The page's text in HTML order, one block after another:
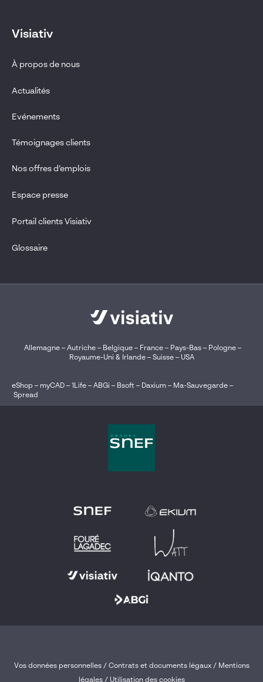
Visiativ
À propos de nous
Actualités
Evénements
Témoignages clients
Nos offres d’emplois
Espace presse
Portail clients Visiativ
Glossaire
Allemagne– Autriche– Belgique – France– Pays-Bas– Pologne–
Royaume-Uni & Irlande– Suisse– USA
eShop – myCAD – 1Life – ABGi – Bsoft – Daxium – Ma-Sauvegarde –
Spread
Vos données personnelles/ Contrats et documents légaux/ Mentions
légales / Utilisation des cookies